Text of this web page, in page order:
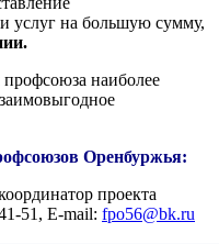
и услуг на большую сумму,
.
наиболее
Оренбуржья:
проекта
51, E-mail: fpo56@bk.ru